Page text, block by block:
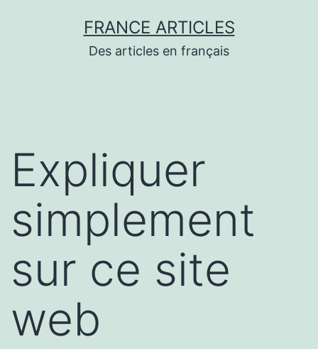
FRANCE ARTICLES
Des articles en français
Expliquer
simplement
sur ce site
web